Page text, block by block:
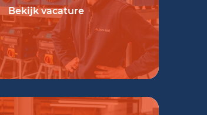
Bekijk vacature